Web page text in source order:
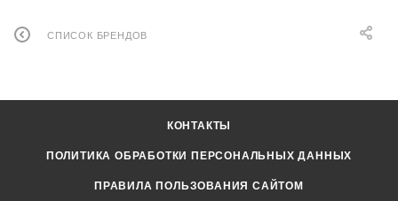
СПИСОК БРЕНДОВ
КОНТАКТЫ
ПОЛИТИКА ОБРАБОТКИ ПЕРСОНАЛЬНЫХ ДАННЫХ
ПРАВИЛА ПОЛЬЗОВАНИЯ САЙТОМ